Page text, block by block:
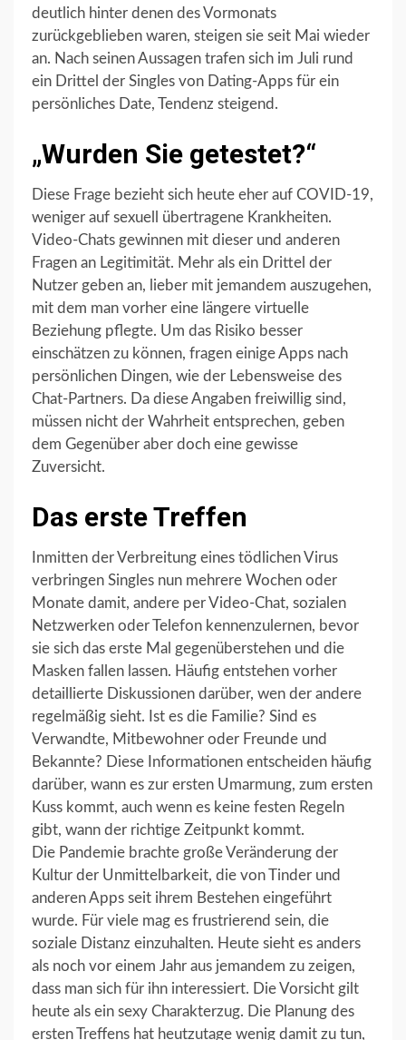
deutlich hinter denen des Vormonats
zurückgeblieben waren, steigen sie seit Mai wieder
an. Nach seinen Aussagen trafen sich im Juli rund
ein Drittel der Singles von Dating-Apps für ein
persönliches Date, Tendenz steigend.
„Wurden Sie getestet?“
Diese Frage bezieht sich heute eher auf COVID-19,
weniger auf sexuell übertragene Krankheiten.
Video-Chats gewinnen mit dieser und anderen
Fragen an Legitimität. Mehr als ein Drittel der
Nutzer geben an, lieber mit jemandem auszugehen,
mit dem man vorher eine längere virtuelle
Beziehung pflegte. Um das Risiko besser
einschätzen zu können, fragen einige Apps nach
persönlichen Dingen, wie der Lebensweise des
Chat-Partners. Da diese Angaben freiwillig sind,
müssen nicht der Wahrheit entsprechen, geben
dem Gegenüber aber doch eine gewisse
Zuversicht.
Das erste Treffen
Inmitten der Verbreitung eines tödlichen Virus
verbringen Singles nun mehrere Wochen oder
Monate damit, andere per Video-Chat, sozialen
Netzwerken oder Telefon kennenzulernen, bevor
sie sich das erste Mal gegenüberstehen und die
Masken fallen lassen. Häufig entstehen vorher
detaillierte Diskussionen darüber, wen der andere
regelmäßig sieht. Ist es die Familie? Sind es
Verwandte, Mitbewohner oder Freunde und
Bekannte? Diese Informationen entscheiden häufig
darüber, wann es zur ersten Umarmung, zum ersten
Kuss kommt, auch wenn es keine festen Regeln
gibt, wann der richtige Zeitpunkt kommt.
Die Pandemie brachte große Veränderung der
Kultur der Unmittelbarkeit, die von Tinder und
anderen Apps seit ihrem Bestehen eingeführt
wurde. Für viele mag es frustrierend sein, die
soziale Distanz einzuhalten. Heute sieht es anders
als noch vor einem Jahr aus jemandem zu zeigen,
dass man sich für ihn interessiert. Die Vorsicht gilt
heute als ein sexy Charakterzug. Die Planung des
ersten Treffens hat heutzutage wenig damit zu tun,